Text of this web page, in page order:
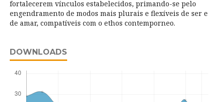
fortalecerem vínculos estabelecidos, primando-se pelo
engendramento de modos mais plurais e flexíveis de ser e
de amar, compatíveis com o ethos contemporneo.
DOWNLOADS